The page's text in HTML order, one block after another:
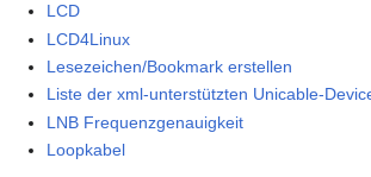
LCD
LCD4Linux
Lesezeichen/Bookmark erstellen
Liste der xml-unterstützten Unicable-
LNB Frequenzgenauigkeit
Loopkabel